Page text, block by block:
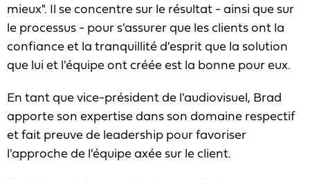
mieux". Il se concentre sur le résultat - ainsi que sur
le processus - pour s'assurer que les clients ont la
confiance et la tranquillité d'esprit que la solution
que lui et l'équipe ont créée est la bonne pour eux.
En tant que vice-président de l'audiovisuel, Brad
apporte son expertise dans son domaine respectif
et fait preuve de leadership pour favoriser
l'approche de l'équipe axée sur le client.